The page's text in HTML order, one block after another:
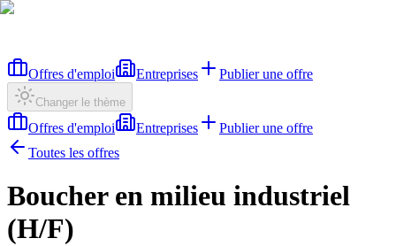
Offres d'emploi Entreprises Publier une offre
Changer le thème
Offres d'emploi Entreprises
Publier une offre
Toutes les offres
Boucher en milieu industriel
(H/F)